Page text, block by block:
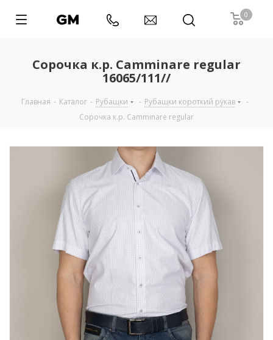
0
Сорочка к.р. Camminare regular
16065/111//
Главная - Каталог - Рубашки - Рубашки короткий рукав
-
Сорочка к.р. Camminare regular